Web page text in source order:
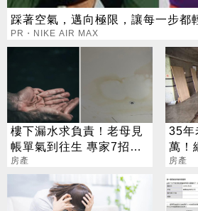
踩著空氣，邁向極限，讓每一步都
PR・NIKE AIR MAX
樓下漏水求負責！老母見
帳單氣到往生 專家7招教
戰：保障自身權益
房產
35年
萬！
房產